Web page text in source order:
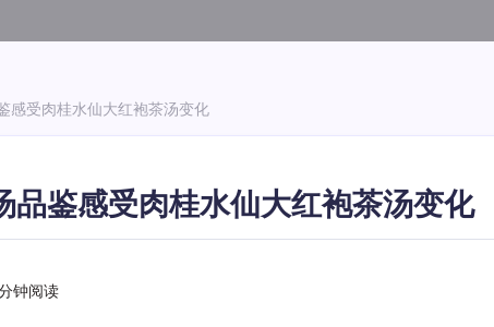
感受肉桂水仙大红袍茶汤变化
品鉴感受肉桂水仙大红袍茶汤变化
钟阅读